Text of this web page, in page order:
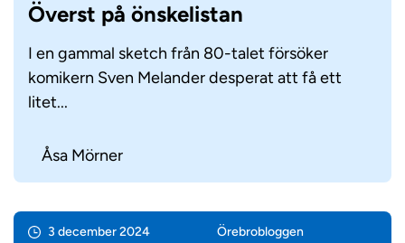
Överst på önskelistan
I en gammal sketch från 80-talet försöker
komikern Sven Melander desperat att få ett
litet...
Åsa Mörner
3 december 2024 Örebro­bloggen